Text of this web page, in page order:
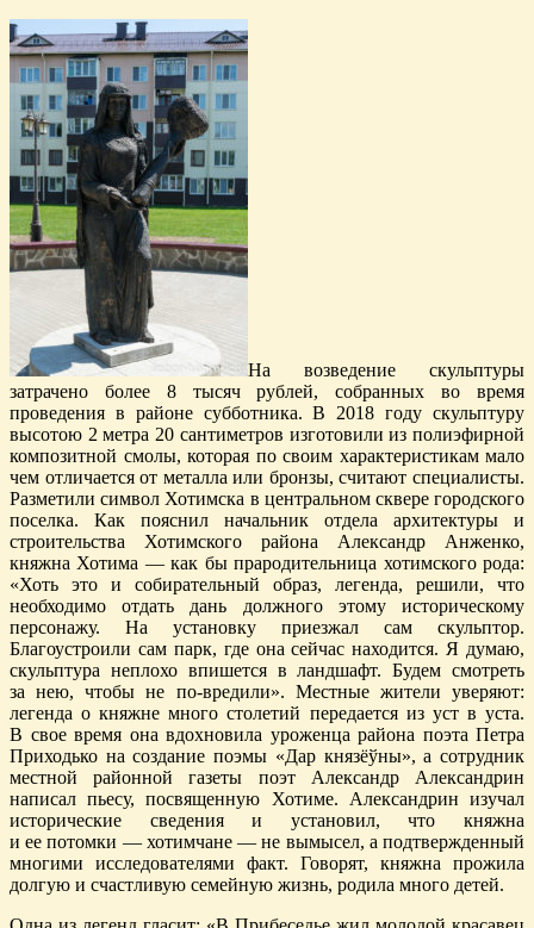
На возведение скульптуры
затрачено более 8 тысяч рублей, собранных во время
проведения в районе субботника. В 2018 году скульптуру
высотою 2 метра 20 сантиметров изготовили из полиэфирной
композитной смолы, которая по своим характеристикам мало
чем отличается от металла или бронзы, считают специалисты.
Разметили символ Хотимска в центральном сквере городского
поселка. Как пояснил начальник отдела архитектуры и
строительства Хотимского района Александр Анженко,
княжна Хотима — как бы прародительница хотимского рода:
«Хоть это и собирательный образ, легенда, решили, что
необходимо отдать дань должного этому историческому
персонажу. На установку приезжал сам скульптор.
Благоустроили сам парк, где она сейчас находится. Я думаю,
скульптура неплохо впишется в ландшафт. Будем смотреть
за нею, чтобы не по-вредили». Местные жители уверяют:
легенда о княжне много столетий передается из уст в уста.
В свое время она вдохновила уроженца района поэта Петра
Приходько на создание поэмы «Дар князёўны», а сотрудник
местной районной газеты поэт Александр Александрин
написал пьесу, посвященную Хотиме. Александрин изучал
исторические сведения и установил, что княжна
и ее потомки — хотимчане — не вымысел, а подтвержденный
многими исследователями факт. Говорят, княжна прожила
долгую и счастливую семейную жизнь, родила много детей.